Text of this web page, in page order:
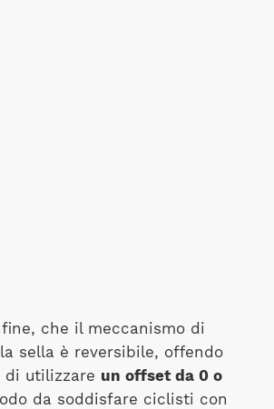
che il meccanismo di
sella è reversibile, offendo
di utilizzare un offset da 0 o
da soddisfare ciclisti con